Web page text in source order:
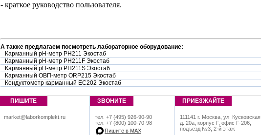
- краткое руководство пользователя.
А также предлагаем посмотреть лабораторное оборудование:
Карманный pH-метр PH211 Экостаб
Карманный pH-метр PH211F Экостаб
Карманный pH-метр PH211S Экостаб
Карманный ОВП-метр ORP215 Экостаб
Кондуктометр карманный EC202 Экостаб
ПИШИТЕ
market@laborkomplekt.ru
ЗВОНИТЕ
тел. +7 (495) 926-90-90
тел. +7 (800) 100-70-98
Пишите в МАХ
ПРИЕЗЖАЙТЕ
111141 г. Москва, ул. Кусковская,
д. 20а, корпус Г, офис Г-206,
подъезд №3, 2-й этаж